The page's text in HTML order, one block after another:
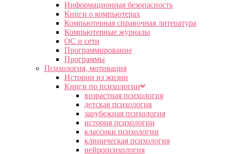
Информационная безопасность
Книги о компьютерах
Компьютерная справочная литература
Компьютерные журналы
ОС и сети
Программирование
Программы
Психология, мотивация
Истории из жизни
Книги по психологии
возрастная психология
детская психология
зарубежная психология
история психологии
классики психологии
клиническая психология
нейропсихология